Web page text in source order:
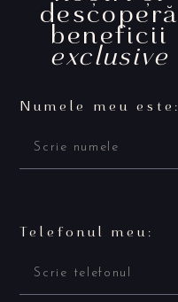
descoperă
beneficii
exclusive
Numele meu este:
Telefonul meu: